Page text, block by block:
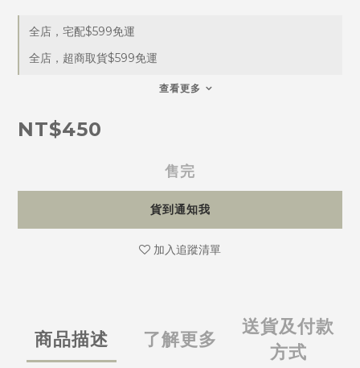
全店，宅配$599免運
全店，超商取貨$599免運
查看更多
NT$450
售完
貨到通知我
加入追蹤清單
商品描述 了解更多
送貨及付款
方式